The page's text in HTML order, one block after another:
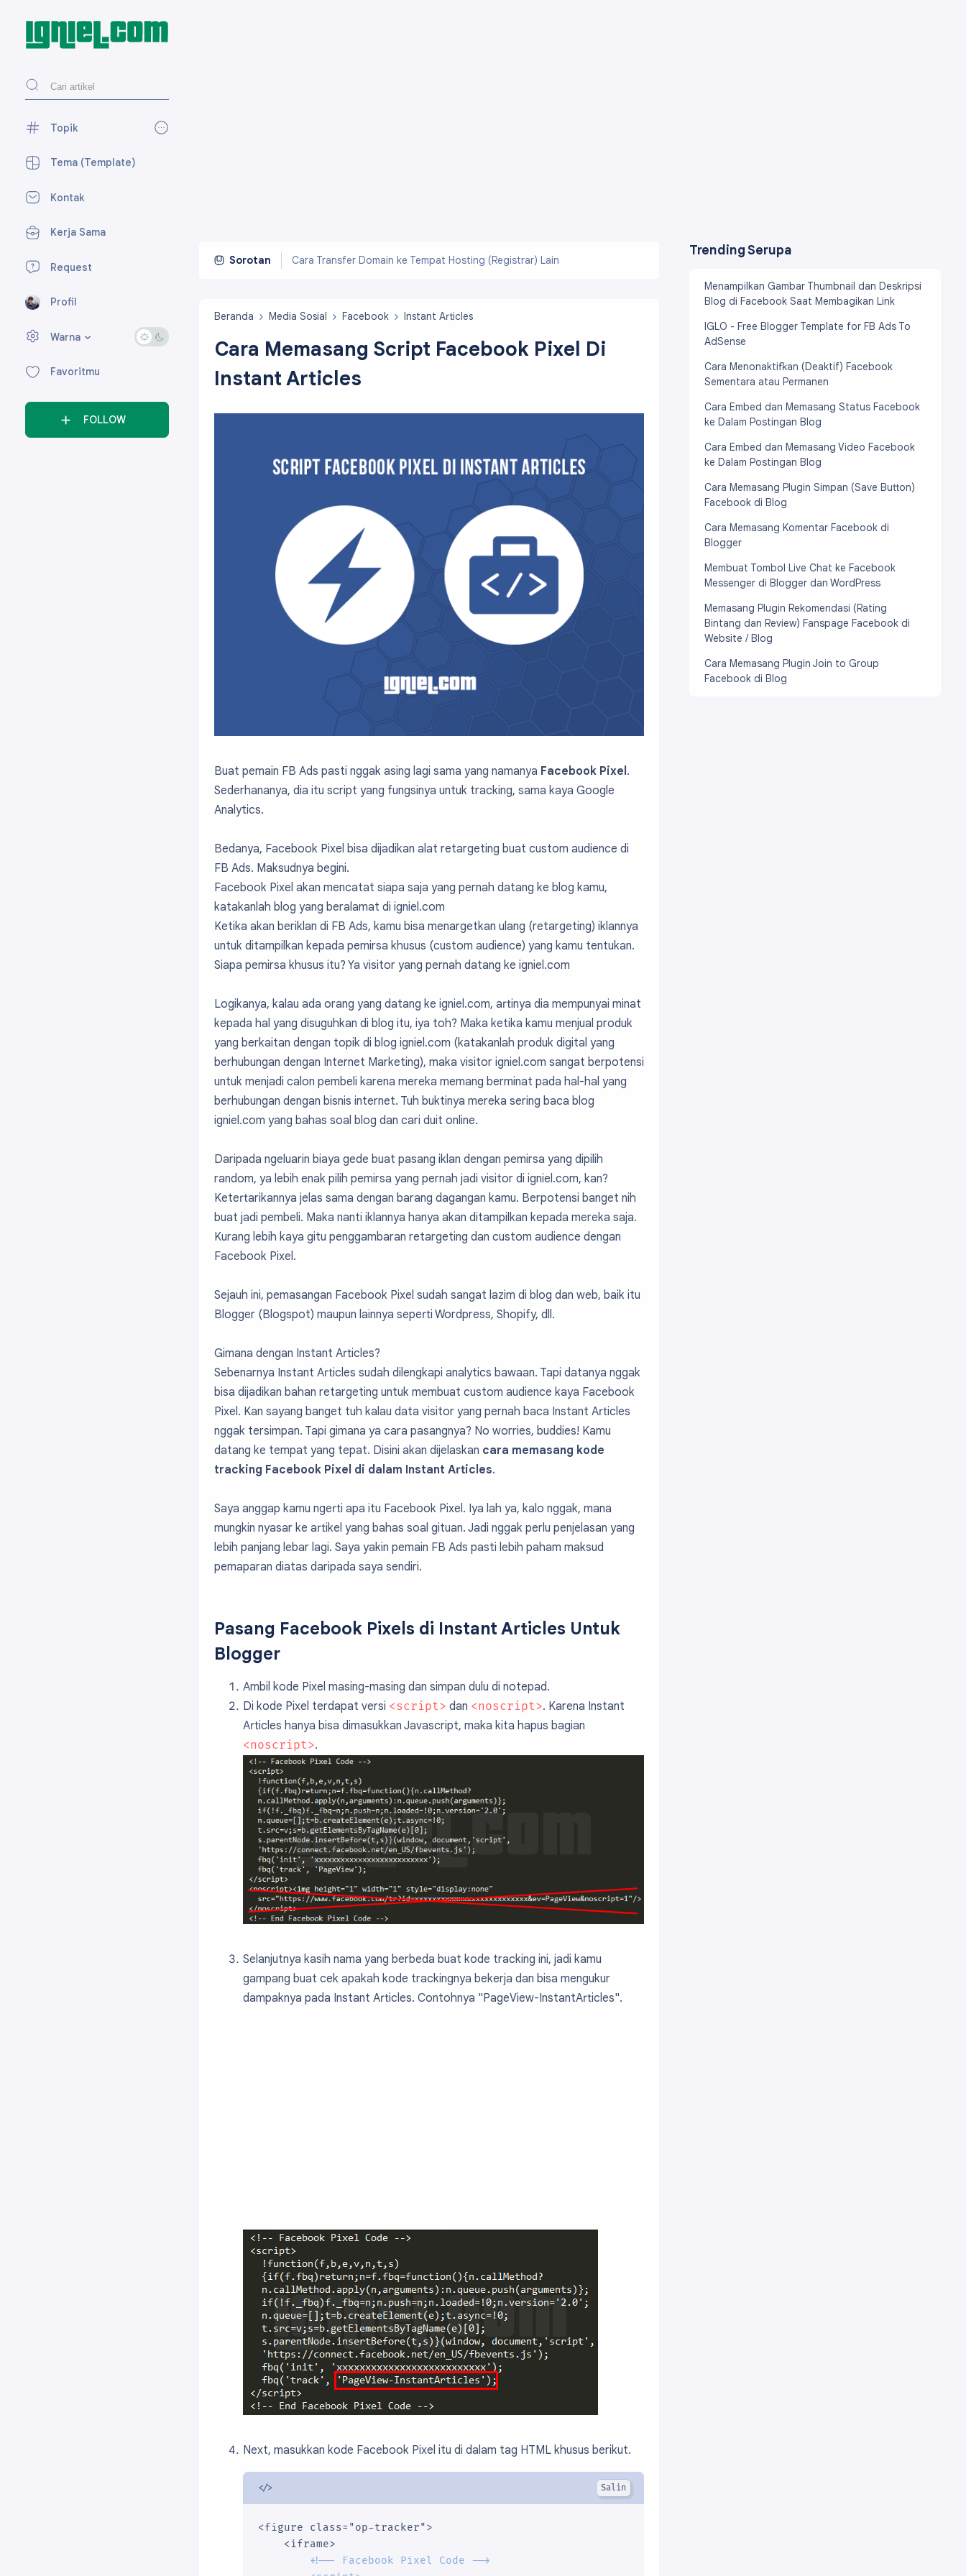
Topik
AdSense
Media Sosial
Tekno
Tema (Template)
Kontak
Kerja Sama
Request
Profil
Warna›
Favoritmu
FOLLOW
Sorotan Cara Transfer Domain ke Tempat Hosting (Registrar) Lain
Beranda Media Sosial Facebook Instant Articles
Cara Memasang Script Facebook Pixel Di
Instant Articles
Buat pemain FB Ads pasti nggak asing lagi sama yang namanya Facebook Pixel .
Sederhananya, dia itu script yang fungsinya untuk tracking, sama kaya Google
Analytics.
Bedanya, Facebook Pixel bisa dijadikan alat retargeting buat custom audience di
FB Ads. Maksudnya begini.
Facebook Pixel akan mencatat siapa saja yang pernah datang ke blog kamu,
katakanlah blog yang beralamat di igniel.com
Ketika akan beriklan di FB Ads, kamu bisa menargetkan ulang (retargeting) iklannya
untuk ditampilkan kepada pemirsa khusus (custom audience) yang kamu tentukan.
Siapa pemirsa khusus itu? Ya visitor yang pernah datang ke igniel.com
Logikanya, kalau ada orang yang datang ke igniel.com, artinya dia mempunyai minat
kepada hal yang disuguhkan di blog itu, iya toh? Maka ketika kamu menjual produk
yang berkaitan dengan topik di blog igniel.com (katakanlah produk digital yang
berhubungan dengan Internet Marketing), maka visitor igniel.com sangat berpotensi
untuk menjadi calon pembeli karena mereka memang berminat pada hal-hal yang
berhubungan dengan bisnis internet. Tuh buktinya mereka sering baca blog
igniel.com yang bahas soal blog dan cari duit online.
Daripada ngeluarin biaya gede buat pasang iklan dengan pemirsa yang dipilih
random, ya lebih enak pilih pemirsa yang pernah jadi visitor di igniel.com, kan?
Ketertarikannya jelas sama dengan barang dagangan kamu. Berpotensi banget nih
buat jadi pembeli. Maka nanti iklannya hanya akan ditampilkan kepada mereka saja.
Kurang lebih kaya gitu penggambaran retargeting dan custom audience dengan
Facebook Pixel.
Sejauh ini, pemasangan Facebook Pixel sudah sangat lazim di blog dan web, baik itu
Blogger (Blogspot) maupun lainnya seperti Wordpress, Shopify, dll.
Gimana dengan Instant Articles?
Sebenarnya Instant Articles sudah dilengkapi analytics bawaan. Tapi datanya nggak
bisa dijadikan bahan retargeting untuk membuat custom audience kaya Facebook
Pixel. Kan sayang banget tuh kalau data visitor yang pernah baca Instant Articles
nggak tersimpan. Tapi gimana ya cara pasangnya? No worries, buddies! Kamu
datang ke tempat yang tepat. Disini akan dijelaskan cara memasang kode
tracking Facebook Pixel di dalam Instant Articles.
Saya anggap kamu ngerti apa itu Facebook Pixel. Iya lah ya, kalo nggak, mana
mungkin nyasar ke artikel yang bahas soal gituan. Jadi nggak perlu penjelasan yang
lebih panjang lebar lagi. Saya yakin pemain FB Ads pasti lebih paham maksud
pemaparan diatas daripada saya sendiri.
Pasang Facebook Pixels di Instant Articles Untuk
Blogger
Ambil kode Pixel masing-masing dan simpan dulu di notepad.
Di kode Pixel terdapat versi <script> dan <noscript>. Karena Instant
Articles hanya bisa dimasukkan Javascript, maka kita hapus bagian
<noscript>.
Selanjutnya kasih nama yang berbeda buat kode tracking ini, jadi kamu
gampang buat cek apakah kode trackingnya bekerja dan bisa mengukur
dampaknya pada Instant Articles. Contohnya "PageView-InstantArticles".
Next, masukkan kode Facebook Pixel itu di dalam tag HTML khusus berikut.
<figure class="op-tracker">
    <iframe>
<!-- Facebook Pixel Code -->
Trending Serupa
Menampilkan Gambar Thumbnail dan Deskripsi
Blog di Facebook Saat Membagikan Link
IGLO - Free Blogger Template for FB Ads To
AdSense
Cara Menonaktifkan (Deaktif) Facebook
Sementara atau Permanen
Cara Embed dan Memasang Status Facebook
ke Dalam Postingan Blog
Cara Embed dan Memasang Video Facebook
ke Dalam Postingan Blog
Cara Memasang Plugin Simpan (Save Button)
Facebook di Blog
Cara Memasang Komentar Facebook di
Blogger
Membuat Tombol Live Chat ke Facebook
Messenger di Blogger dan WordPress
Memasang Plugin Rekomendasi (Rating
Bintang dan Review) Fanspage Facebook di
Website / Blog
Cara Memasang Plugin Join to Group
Facebook di Blog